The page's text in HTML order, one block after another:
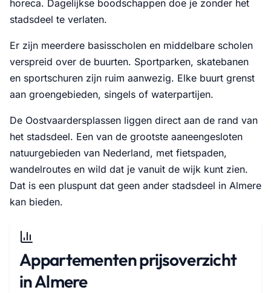
horeca. Dagelijkse boodschappen doe je zonder het
stadsdeel te verlaten.
Er zijn meerdere basisscholen en middelbare scholen
verspreid over de buurten. Sportparken, skatebanen
en sportschuren zijn ruim aanwezig. Elke buurt grenst
aan groengebieden, singels of waterpartijen.
De Oostvaardersplassen liggen direct aan de rand van
het stadsdeel. Een van de grootste aaneengesloten
natuurgebieden van Nederland, met fietspaden,
wandelroutes en wild dat je vanuit de wijk kunt zien.
Dat is een pluspunt dat geen ander stadsdeel in Almere
kan bieden.
Appartementen prijsoverzicht
in Almere